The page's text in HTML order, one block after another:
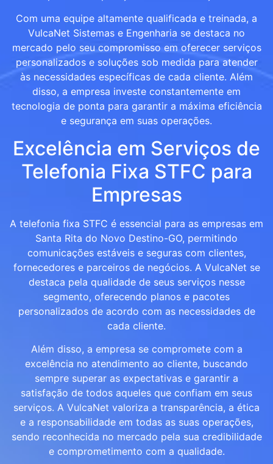
Com uma equipe altamente qualificada e treinada, a
VulcaNet Sistemas e Engenharia se destaca no
mercado pelo seu compromisso em oferecer serviços
personalizados e soluções sob medida para atender
às necessidades específicas de cada cliente. Além
disso, a empresa investe constantemente em
tecnologia de ponta para garantir a máxima eficiência
e segurança em suas operações.
Excelência em Serviços de
Telefonia Fixa STFC para
Empresas
A telefonia fixa STFC é essencial para as empresas em
Santa Rita do Novo Destino-GO, permitindo
comunicações estáveis e seguras com clientes,
fornecedores e parceiros de negócios. A VulcaNet se
destaca pela qualidade de seus serviços nesse
segmento, oferecendo planos e pacotes
personalizados de acordo com as necessidades de
cada cliente.
Além disso, a empresa se compromete com a
excelência no atendimento ao cliente, buscando
sempre superar as expectativas e garantir a
satisfação de todos aqueles que confiam em seus
serviços. A VulcaNet valoriza a transparência, a ética
e a responsabilidade em todas as suas operações,
sendo reconhecida no mercado pela sua credibilidade
e comprometimento com a qualidade.